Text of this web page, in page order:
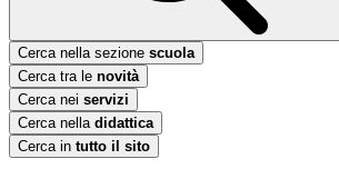
Cerca nella sezione scuola
Cerca tra le novità
Cerca nei servizi
Cerca nella didattica
Cerca in tutto il sito